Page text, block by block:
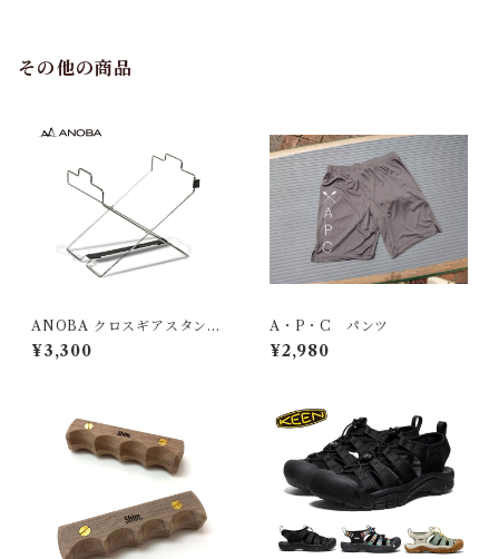
その他の商品
ANOBA クロスギアスタンド
SUS Ver.
¥3,300
A・P・C パンツ
¥2,980